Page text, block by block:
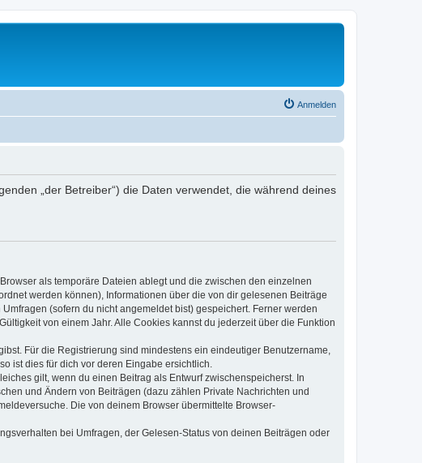
Anmelden
„der Betreiber“) die Daten verwendet, die während deines
als temporäre Dateien ablegt und die zwischen den einzelnen
werden können), Informationen über die von dir gelesenen Beiträge
(sofern du nicht angemeldet bist) gespeichert. Ferner werden
von einem Jahr. Alle Cookies kannst du jederzeit über die Funktion
Für die Registrierung sind mindestens ein eindeutiger Benutzername,
ist dies für dich vor deren Eingabe ersichtlich.
gilt, wenn du einen Beitrag als Entwurf zwischenspeicherst. In
und Ändern von Beiträgen (dazu zählen Private Nachrichten und
Die von deinem Browser übermittelte Browser-
bei Umfragen, der Gelesen-Status von deinen Beiträgen oder